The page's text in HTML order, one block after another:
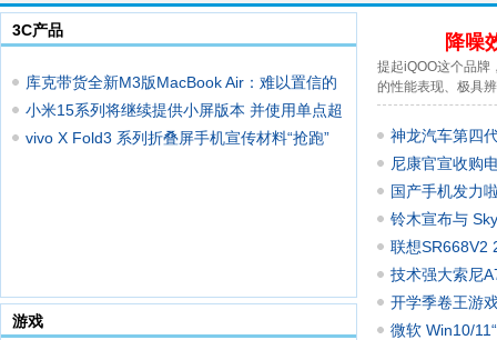
3C产品
库克带货全新M3版MacBook Air：难以置信的
轻薄小米15系列将继续提供小屏版本 并使用单点超
声vivo X Fold3 系列折叠屏手机宣传材料“抢跑”
游戏
降噪
提起iQOO这个品牌
的性能表现、极具
神龙汽车第四
龘款首搭
尼康官宣收购
国产手机发力
铃木宣布与
大阪联想SR668V2
技术强大索尼
开学季卷王游
微软 Win10/